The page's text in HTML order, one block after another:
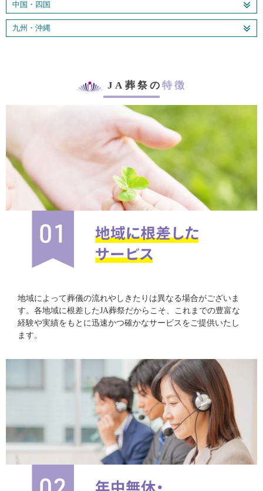
中国・四国
九州・沖縄
JA葬祭の特徴
地域によって葬儀の流れやしきたりは異なる場合がございま
す。各地域に根差したJA葬祭だからこそ、これまでの豊富な
経験や実績をもとに迅速かつ確かなサービスをご提供いたし
ます。